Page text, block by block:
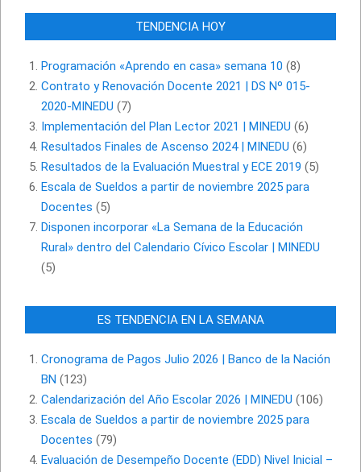
TENDENCIA HOY
Programación «Aprendo en casa» semana 10 (8)
Contrato y Renovación Docente 2021 | DS Nº 015-
2020-MINEDU (7)
Implementación del Plan Lector 2021 | MINEDU (6)
Resultados Finales de Ascenso 2024 | MINEDU (6)
Resultados de la Evaluación Muestral y ECE 2019 (5)
Escala de Sueldos a partir de noviembre 2025 para
Docentes (5)
Disponen incorporar «La Semana de la Educación
Rural» dentro del Calendario Cívico Escolar | MINEDU
(5)
ES TENDENCIA EN LA SEMANA
Cronograma de Pagos Julio 2026 | Banco de la Nación
BN (123)
Calendarización del Año Escolar 2026 | MINEDU (106)
Escala de Sueldos a partir de noviembre 2025 para
Docentes (79)
Evaluación de Desempeño Docente (EDD) Nivel Inicial –